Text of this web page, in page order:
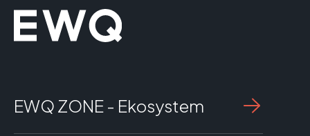
EWQ ZONE - Ekosystem